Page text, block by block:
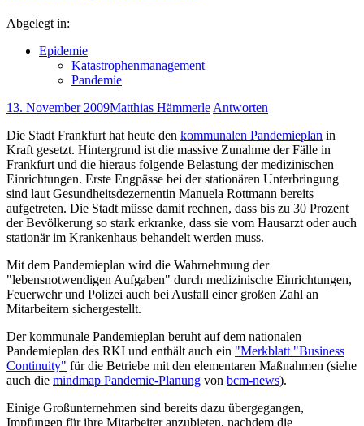
Abgelegt in:
Epidemie
Katastrophenmanagement
Pandemie
13. November 2009Matthias Hämmerle Antworten
Die Stadt Frankfurt hat heute den kommunalen Pandemieplan in
Kraft gesetzt. Hintergrund ist die massive Zunahme der Fälle in
Frankfurt und die hieraus folgende Belastung der medizinischen
Einrichtungen. Erste Engpässe bei der stationären Unterbringung
sind laut Gesundheitsdezernentin Manuela Rottmann bereits
aufgetreten. Die Stadt müsse damit rechnen, dass bis zu 30 Prozent
der Bevölkerung so stark erkranke, dass sie vom Hausarzt oder auch
stationär im Krankenhaus behandelt werden muss.
Mit dem Pandemieplan wird die Wahrnehmung der
"lebensnotwendigen Aufgaben" durch medizinische Einrichtungen,
Feuerwehr und Polizei auch bei Ausfall einer großen Zahl an
Mitarbeitern sichergestellt.
Der kommunale Pandemieplan beruht auf dem nationalen
Pandemieplan des RKI und enthält auch ein "Merkblatt "Business
Continuity" für die Betriebe mit den elementaren Maßnahmen (siehe
auch die mindmap Pandemie-Planung von bcm-news).
Einige Großunternehmen sind bereits dazu übergegangen,
Impfungen für ihre Mitarbeiter anzubieten, nachdem die